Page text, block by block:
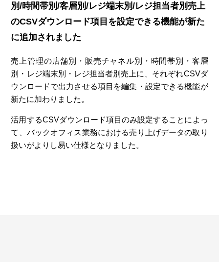
別/時間帯別/客層別/レジ端末別/レジ担当者別売上
のCSVダウンロード項目を設定できる機能が新た
に追加されました
売上管理の店舗別・販売チャネル別・時間帯別・客層
別・レジ端末別・レジ担当者別売上に、それぞれCSVダ
ウンロードで出力させる項目を編集・設定できる機能が
新たに加わりました。
活用するCSVダウンロード項目のみ設定することによっ
て、バックオフィス業務における売り上げデータの取り
扱いがよりし易い仕様となりました。